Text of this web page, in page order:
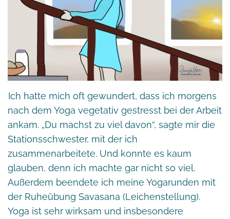
Ich hatte mich oft gewundert, dass ich morgens
nach dem Yoga vegetativ gestresst bei der Arbeit
ankam. „Du machst zu viel davon“, sagte mir die
Stationsschwester, mit der ich
zusammenarbeitete. Und konnte es kaum
glauben, denn ich machte gar nicht so viel.
Außerdem beendete ich meine Yogarunden mit
der Ruheübung Savasana (Leichenstellung).
Yoga ist sehr wirksam und insbesondere